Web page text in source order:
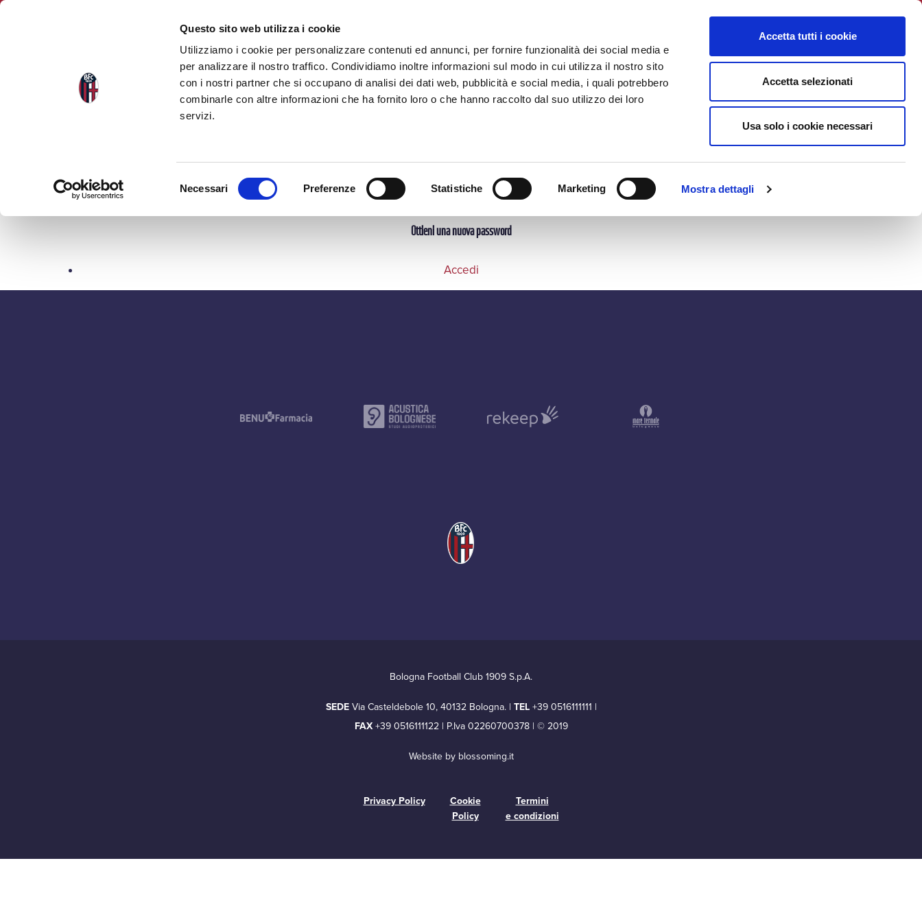
Questo sito web utilizza i cookie
Utilizziamo i cookie per personalizzare contenuti ed annunci, per fornire funzionalità dei social media e
per analizzare il nostro traffico. Condividiamo inoltre informazioni sul modo in cui utilizza il nostro sito
con i nostri partner che si occupano di analisi dei dati web, pubblicità e social media, i quali potrebbero
combinarle con altre informazioni che ha fornito loro o che hanno raccolto dal suo utilizzo dei loro
servizi.
Necessari Preferenze Statistiche Marketing Mostra dettagli
Accetta tutti i cookie
Accetta selezionati
Usa solo i cookie necessari
Lost Password
Nome utente o indirizzo email
Ottieni una nuova password
Accedi
Bologna Football Club 1909 S.p.A.
SEDEVia Casteldebole 10, 40132 Bologna. | TEL+39 0516111111 |
FAX+39 0516111122 | P.Iva 02260700378 | © 2019
Website by blossoming.it
Privacy Policy
Cookie
Policy
Termini
e condizioni